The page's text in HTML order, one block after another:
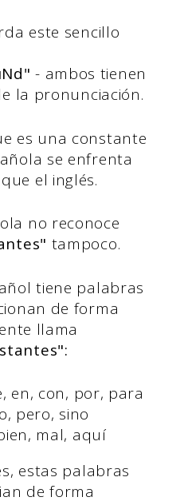
este sencillo
- ambos tienen
la pronunciación.
es una constante
se enfrenta
el inglés.
no reconoce
tampoco.
tiene palabras
de forma
llama
en, con, por, para
pero, sino
mal, aquí
estas palabras
de forma